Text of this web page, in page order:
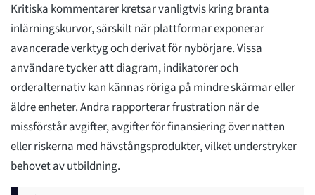
Kritiska kommentarer kretsar vanligtvis kring branta
inlärningskurvor, särskilt när plattformar exponerar
avancerade verktyg och derivat för nybörjare. Vissa
användare tycker att diagram, indikatorer och
orderalternativ kan kännas röriga på mindre skärmar eller
äldre enheter. Andra rapporterar frustration när de
missförstår avgifter, avgifter för finansiering över natten
eller riskerna med hävstångsprodukter, vilket understryker
behovet av utbildning.